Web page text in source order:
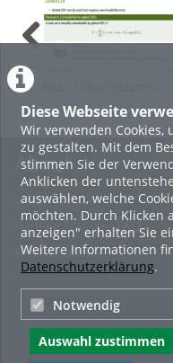
Diese Webseite
Wir verwenden
zu gestalten. Mit dem
stimmen Sie der
Anklicken der
auswählen, welche
möchten. Durch Klicken
anzeigen" erhalten Sie
Weitere Informationen
Datenschutzerklärung.
Notwendig
Auswahl zustimmen
Multicore Scheduling -
Global Approaches
About
Erste Schritte
Häufige Fragen - FAQ
Betriebsstatus